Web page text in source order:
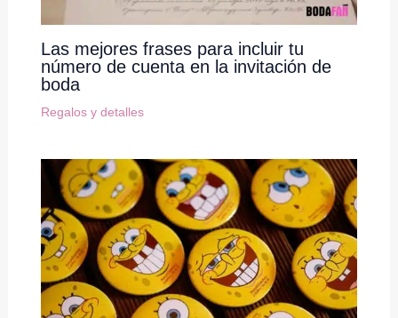
Las mejores frases para incluir tu
número de cuenta en la invitación de
boda
Regalos y detalles